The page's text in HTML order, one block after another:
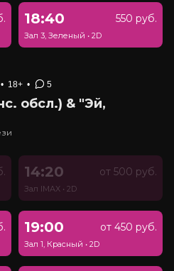
18:40 550 руб.
Зал 3, Зеленый • 2D
• 18+ • 5
обсл.) & "Эй,
14:20 от 500 руб.
Зал IMAX • 2D
19:00 от 450 руб.
Зал 1, Красный • 2D